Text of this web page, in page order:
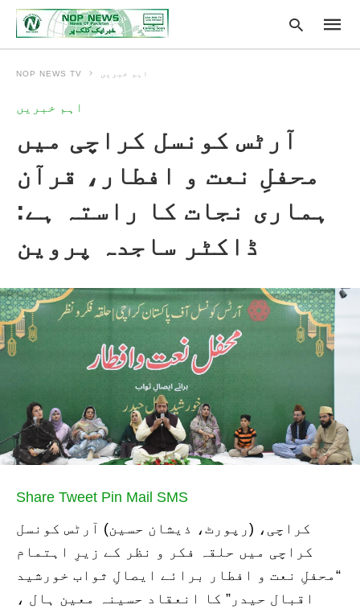
NOP NEWS TV اہم خبریں
اہم خبریں
آرٹس کونسل کراچی میں
محفلِ نعت و افطار، قرآن
ہماری نجات کا راستہ ہے:
ڈاکٹر ساجدہ پروین
Share Tweet Pin Mail SMS
کراچی، (رپورٹ، ذیشان حسین) آرٹس کونسل
کراچی میں حلقہ فکر و نظر کے زیرِ اہتمام
“محفلِ نعت و افطار برائے ایصالِ ثواب خورشید
اقبال حیدر” کا انعقاد حسینہ معین ہال ،